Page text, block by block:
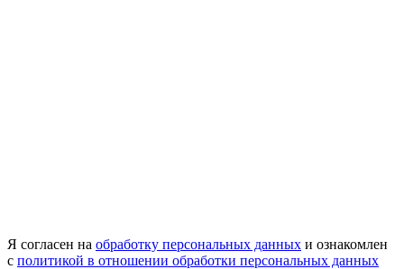
Я согласен на обработку персональных данных и ознакомлен
с политикой в отношении обработки персональных данных